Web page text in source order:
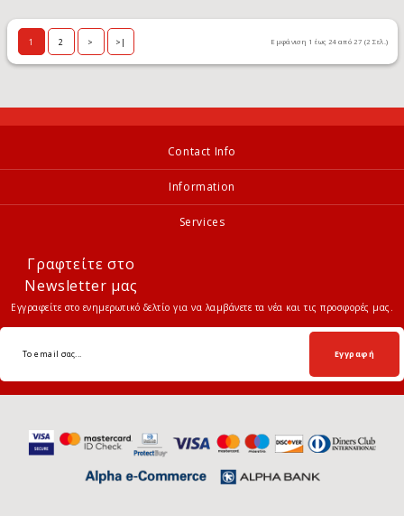
1 2 > >| Εμφάνιση 1 έως 24 από 27 (2 Σελ.)
Contact Info
Information
Services
Γραφτείτε στο
Newsletter μας
Εγγραφείτε στο ενημερωτικό δελτίο για να λαμβάνετε τα νέα και τις προσφορές μας.
Εγγραφή